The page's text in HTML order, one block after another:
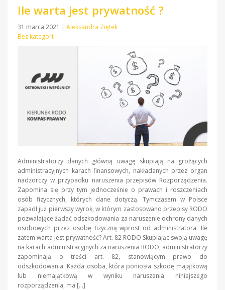
Ile warta jest prywatność ?
31 marca 2021 | Aleksandra Ziętek
Bez kategorii
Administratorzy danych główną uwagę skupiają na grożących
administracyjnych karach finansowych, nakładanych przez organ
nadzorczy w przypadku naruszenia przepisów Rozporządzenia.
Zapomina się przy tym jednocześnie o prawach i roszczeniach
osób fizycznych, których dane dotyczą. Tymczasem w Polsce
zapadł już pierwszy wyrok, w którym zastosowano przepisy RODO
pozwalające żądać odszkodowania za naruszenie ochrony danych
osobowych przez osobę fizyczną wprost od administratora. Ile
zatem warta jest prywatność? Art. 82 RODO Skupiając swoją uwagę
na karach administracyjnych za naruszenia RODO, administratorzy
zapominają o treści art. 82, stanowiącym prawo do
odszkodowania. Każda osoba, która poniosła szkodę majątkową
lub niemajątkową w wyniku naruszenia niniejszego
rozporządzenia, ma […]